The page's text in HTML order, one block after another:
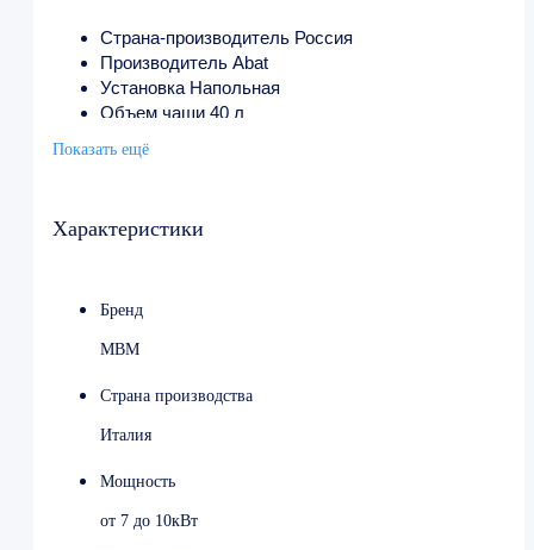
Страна-производитель Россия
Производитель Abat
Установка Напольная
Объем чаши 40 л
Опрокидывание Ручное
Внутренние размеры чаши 577х470х197 мм
Толщина дна чаши 10 мм
Материал корпуса Оцинкованная/Нержавеющая
Мощность 9000 Вт
Ширина 95 см
Глубина 105 см
Показать ещё
Характеристики
Бренд
MBM
Страна производства
Италия
Мощность
от 7 до 10кВт